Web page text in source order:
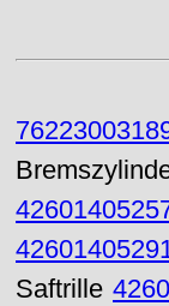
Saftrille